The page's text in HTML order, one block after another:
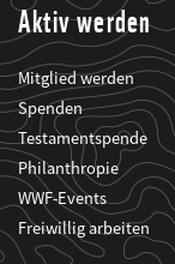
Aktiv werden
Mitglied werden
Spenden
Testamentspende
Philanthropie
WWF-Events
Freiwillig arbeiten